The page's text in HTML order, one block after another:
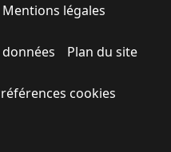
Mentions légales
Plan du site
cookies